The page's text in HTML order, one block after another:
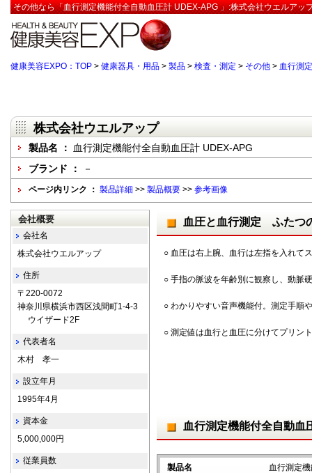
その他なら「血行測定機能付全自動血圧計 UDEX-APG 」:株式会社ウエルアッ
健康美容EXPO：TOP > 健康器具・用品 > 製品 > 検査・測定 > その他 > 血行測
株式会社ウエルアップ
製品名 ：
血行測定機能付全自動血圧計 UDEX-APG
ブランド ：
－
ページ内リンク ： 製品詳細 >> 製品概要 >> 参考画像
血圧と血行測定 ふたつ
○ 血圧は右上腕、血行は左指を入れて
○ 手指の脈波を年齢別に観察し、動脈
○ わかりやすい音声機能付。測定手順
○ 測定値は血行と血圧に分けてプリン
血行測定機能付全自動
製品名 血行測定
会社概要
会社名
株式会社ウエルアップ
住所
〒220-0072
神奈川県横浜市西区浅間町1-4-3
ウイザード2F
代表者名
木村 孝一
設立年月
1995年4月
資本金
5,000,000円
従業員数